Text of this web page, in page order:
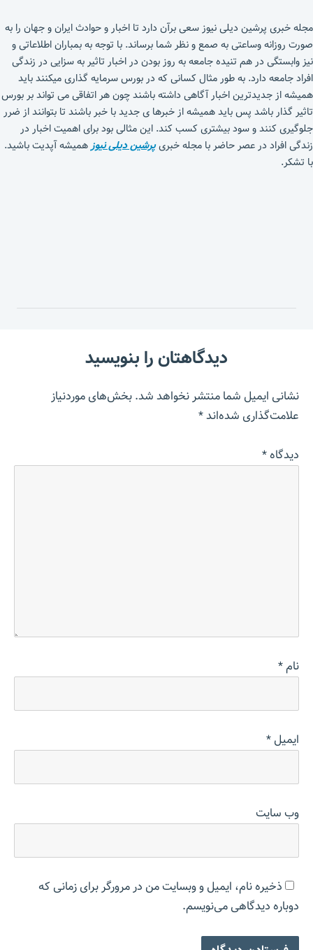
مجله خبری پرشین دیلی نیوز سعی برآن دارد تا اخبار و حوادث ایران و جهان را به
صورت روزانه وساعتی به صمع و نظر شما برساند. با توجه به بمباران اطلاعاتی و
نیز وابستگی در هم تنیده جامعه به روز بودن در اخبار تاثیر به سزایی در زندگی
افراد جامعه دارد. به طور مثال کسانی که در بورس سرمایه گذاری میکنند باید
همیشه از جدیدترین اخبار آگاهی داشته باشند چون هر اتفاقی می تواند بر بورس
تاثیر گذار باشد پس باید همیشه از خبرها ی جدید با خبر باشند تا بتوانند از ضرر
جلوگیری کنند و سود بیشتری کسب کند. این مثالی بود برای اهمیت اخبار در
زندگی افراد در عصر حاضر با مجله خبریپرشین دیلی نیوزهمیشه آپدیت باشید.
با تشکر.
دیدگاهتان را بنویسید
نشانی ایمیل شما منتشر نخواهد شد.بخش‌های موردنیاز
علامت‌گذاری شده‌اند*
دیدگاه*
نام*
ایمیل*
وب‌ سایت
ذخیره نام، ایمیل و وبسایت من در مرورگر برای زمانی که
دوباره دیدگاهی می‌نویسم.